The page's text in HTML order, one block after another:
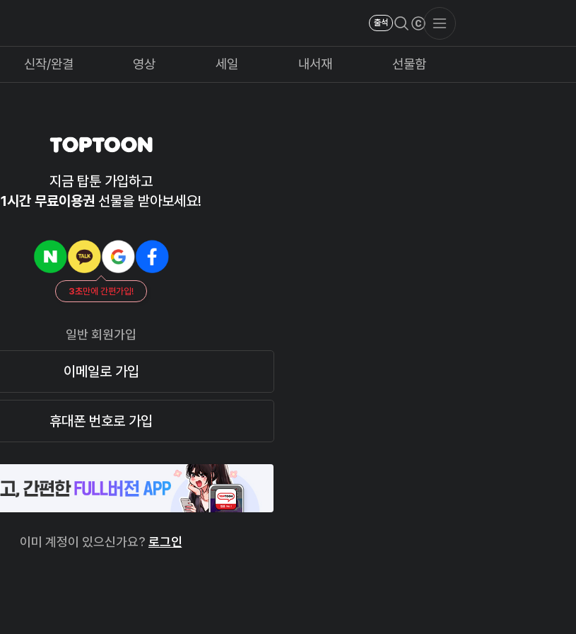
출석
신작/완결 영상 세일 내서재 선물함
지금 탑툰 가입하고
1시간 무료이용권 선물을 받아보세요!
3초만에 간편가입!
일반 회원가입
이메일로 가입
휴대폰 번호로 가입
이미 계정이 있으신가요? 로그인